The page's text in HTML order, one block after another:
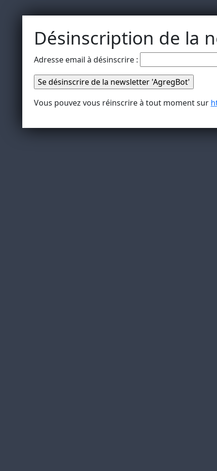
Désinscription de la
Adresse email à désinscrire :
Vous pouvez vous réinscrire à tout moment sur